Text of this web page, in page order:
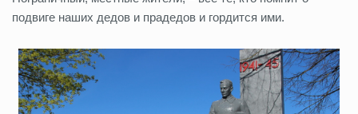
подвиге наших дедов и прадедов и гордится ими.